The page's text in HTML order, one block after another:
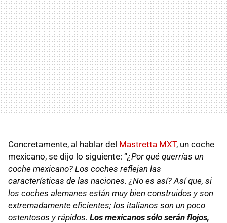
Concretamente, al hablar del Mastretta MXT, un coche
mexicano, se dijo lo siguiente: “¿Por qué querrías un
coche mexicano? Los coches reflejan las
características de las naciones. ¿No es así? Así que, si
los coches alemanes están muy bien construidos y son
extremadamente eficientes; los italianos son un poco
ostentosos y rápidos. Los mexicanos sólo serán flojos,